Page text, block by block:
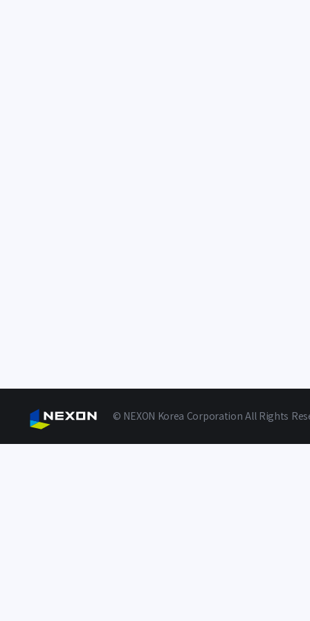
© NEXON Korea Corporation All Rights